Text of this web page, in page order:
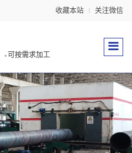
收藏本站 关注微信
可按需求加工